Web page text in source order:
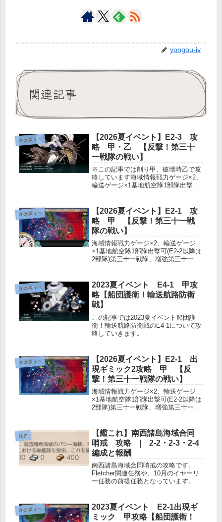
yongou-iv
関連記事
2026夏イベ
【2026夏イベント】E2-3 攻
略 甲・乙 【反撃！第三十
一戦隊の戦い】
※この記事では削り甲、破壊時乙で攻
略しています海域情報戦力ゲージ×2、
輸送ゲージ×1基地航空隊1部隊出撃可
艦隊札について敵編成削りラスダン制
空権シミュレータ v2様よ...
2026夏イベ
【2026夏イベント】E2-1 攻
略 甲 【反撃！第三十一戦
隊の戦い】
海域情報戦力ゲージ×2、輸送ゲージ
×1基地航空隊1部隊出撃可(E2-2以降は
2部隊)第三十一戦隊、増強第三十一戦
レータ v2様より編成例編成情報
I→J(空襲)→K(空襲)→...
2023夏イベ
2023夏イベント E4-1 甲攻
略【船団護衛！輸送航路防衛
戦】
この記事では2023夏イベント船団護
衛！輸送航路防衛戦のE4-1について攻
略していきます。
2026夏イベ
【2026夏イベント】E2-1 出
現ギミック2攻略 甲 【反
撃！第三十一戦隊の戦い】
海域情報戦力ゲージ×2、輸送ゲージ
×1基地航空隊1部隊出撃可(E2-2以降は
2部隊)第三十一戦隊、増強第三十一戦
×3(甲)、S勝利×2(乙)、A勝利×2(丙
丁)G2マスで S勝...
任務
【艦これ】南西諸島海域合同
哨戒 攻略 | 2-2・2-3・2-4
編成と報酬
南西諸島海域合同哨戒の攻略です。
Fletcher関連任務や、10月のイヤーリ
ー任務の前提任務となっています。任
利×１報酬燃料×400, 弾薬×400, ボ
ー...
2023夏イベ
2023夏イベント E2-1出現ギ
ミック 甲攻略【船団護衛！